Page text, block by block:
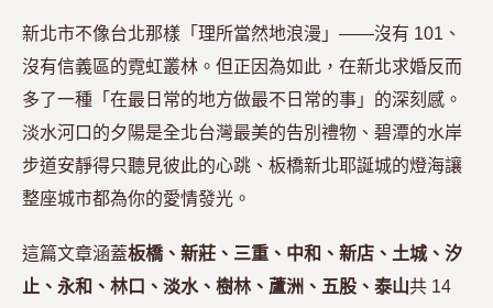
新北市不像台北那樣「理所當然地浪漫」——沒有 101、
沒有信義區的霓虹叢林。但正因為如此，在新北求婚反而
多了一種「在最日常的地方做最不日常的事」的深刻感。
淡水河口的夕陽是全北台灣最美的告別禮物、碧潭的水岸
步道安靜得只聽見彼此的心跳、板橋新北耶誕城的燈海讓
整座城市都為你的愛情發光。
這篇文章涵蓋板橋、新莊、三重、中和、新店、土城、汐
止、永和、林口、淡水、樹林、蘆洲、五股、泰山共 14